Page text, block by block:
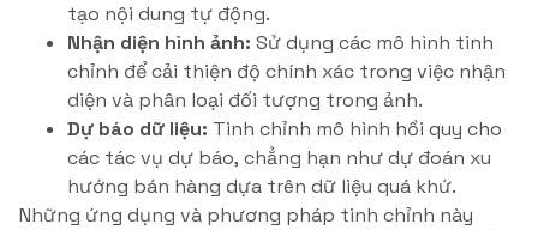
tạo nội dung tự động.
Nhận diện hình ảnh: Sử dụng các mô hình tinh
chỉnh để cải thiện độ chính xác trong việc nhận
diện và phân loại đối tượng trong ảnh.
Dự báo dữ liệu: Tinh chỉnh mô hình hồi quy cho
các tác vụ dự báo, chẳng hạn như dự đoán xu
hướng bán hàng dựa trên dữ liệu quá khứ.
Những ứng dụng và phương pháp tinh chỉnh này